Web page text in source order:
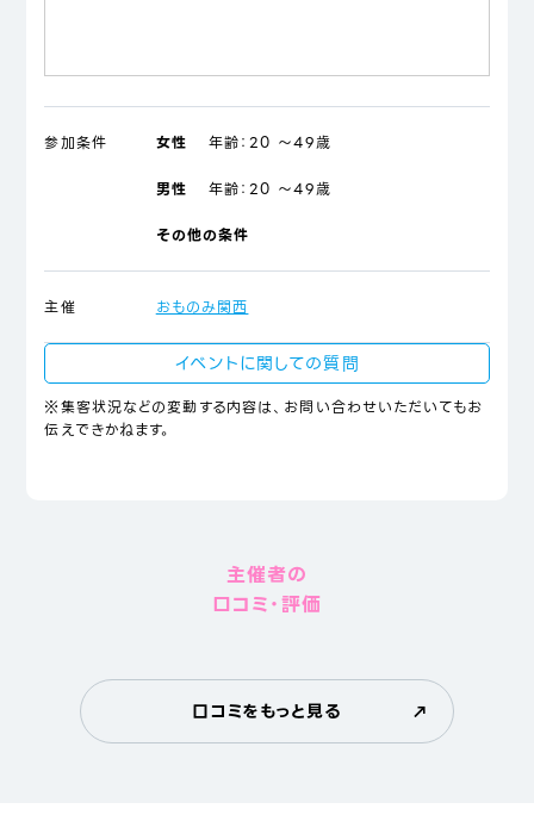
参加条件 女性 年齢： 20 ～49歳
男性 年齢： 20 ～49歳
その他の条件
主催 おものみ関西
イベントに関しての質問
※集客状況などの変動する内容は、お問い合わせいただいてもお
伝えできかねます。
主催者の
口コミ・評価
口コミをもっと見る